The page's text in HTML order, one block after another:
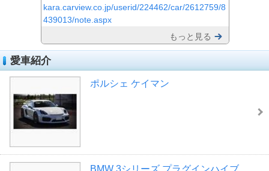
kara.carview.co.jp/userid/224462/car/2612759/8
439013/note.aspx
もっと見る
愛車紹介
ポルシェ ケイマン
BMW 3シリーズ プラグインハイブ